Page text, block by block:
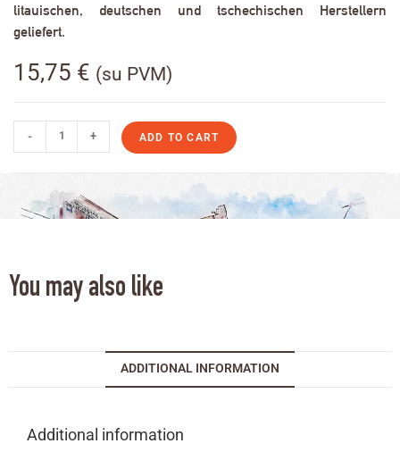
litauischen, deutschen und tschechischen Herstellern
geliefert.
15,75 € (su PVM)
- + ADD TO CART
You may also like
ADDITIONAL INFORMATION
Additional information